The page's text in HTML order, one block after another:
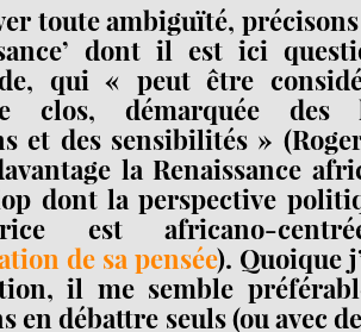
toute ambiguïté, précisons
dont il est ici
qui « peut être
clos, démarquée des
et des sensibilités »
la Renaissance
dont la perspective
est africano-
de sa pensée). Quoique
il me semble
en débattre seuls (ou avec